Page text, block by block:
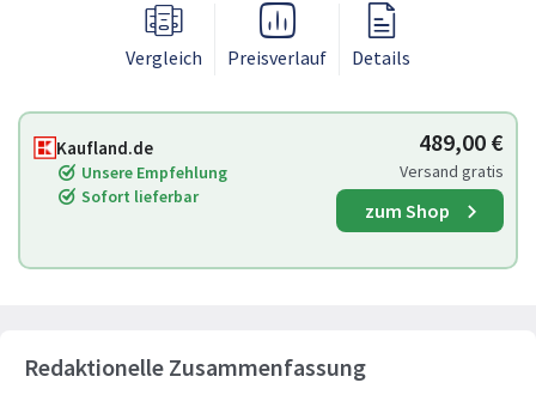
Vergleich Preisverlauf Details
Kaufland.de
Unsere Empfehlung
Sofort lieferbar
489,00 €
Versand gratis
zum Shop
Redaktionelle Zusammenfassung